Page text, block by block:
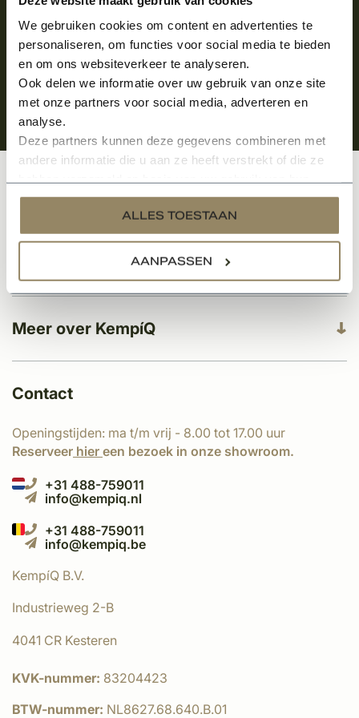
We gebruiken cookies om content en advertenties te
personaliseren, om functies voor social media te bieden
en om ons websiteverkeer te analyseren.
Ook delen we informatie over uw gebruik van onze site
met onze partners voor social media, adverteren en
analyse.
Deze partners kunnen deze gegevens combineren met
andere informatie die u aan ze heeft verstrekt of die ze
services.
ALLES TOESTAAN
AANPASSEN
Meer over KempíQ
Klantenservice
Contact
Openingstijden: ma t/m vrij - 8.00 tot 17.00 uur
Reserveer hier een bezoek in onze showroom.
+31 488-759011
info@kempiq.nl
+31 488-759011
info@kempiq.be
KempíQ B.V.
Industrieweg 2-B
4041 CR Kesteren
KVK-nummer: 83204423
BTW-nummer: NL8627.68.640.B.01